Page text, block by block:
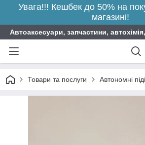
Увага!!! Кешбек до 50% на
магазині!
Автоаксесуари, запчастини, автохімія,
Товари та послуги Автономні